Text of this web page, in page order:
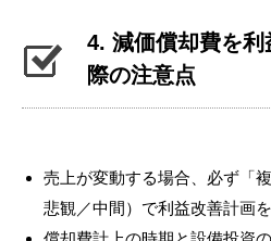
4. 減価償却費を
際の注意点
売上が変動する場合、必ず「
悲観／中間）で利益改善計画